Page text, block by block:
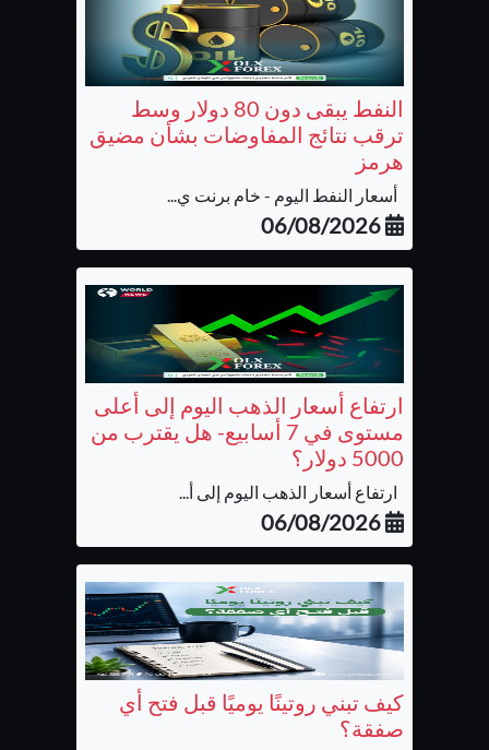
النفط يبقى دون 80 دولار وسط
ترقب نتائج المفاوضات بشأن مضيق
هرمز
أسعار النفط اليوم - خام برنت ي...
06/08/2026
ارتفاع أسعار الذهب اليوم إلى أعلى
مستوى في 7 أسابيع- هل يقترب من
5000 دولار؟
ارتفاع أسعار الذهب اليوم إلى أ...
06/08/2026
كيف تبني روتينًا يوميًا قبل فتح أي
صفقة؟